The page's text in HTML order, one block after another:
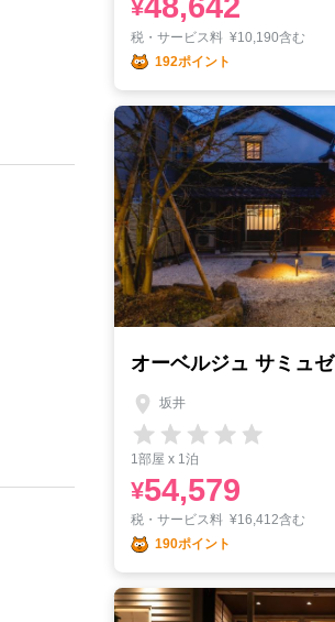
¥48,642
税・サービス料 ¥10,190含む
192ポイント
オーベルジュ サミュゼ
坂井
1部屋 x 1泊
¥54,579
税・サービス料 ¥16,412含む
190ポイント